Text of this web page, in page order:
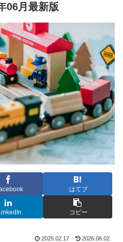
06月最新版
はてブ
コピー
2025.02.17 2026.06.02